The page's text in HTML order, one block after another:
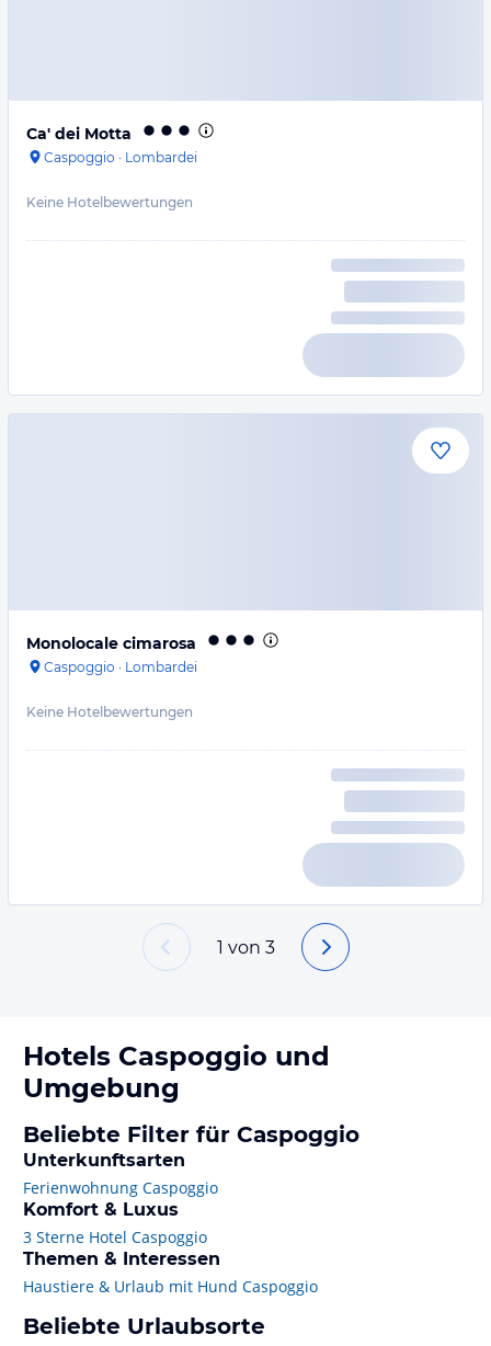
Ca' dei Motta
Caspoggio · Lombardei
Keine Hotelbewertungen
Monolocale cimarosa
Caspoggio · Lombardei
Keine Hotelbewertungen
1 von 3
Hotels Caspoggio und
Umgebung
Beliebte Filter für Caspoggio
Unterkunftsarten
Ferienwohnung Caspoggio
Komfort & Luxus
3 Sterne Hotel Caspoggio
Themen & Interessen
Haustiere & Urlaub mit Hund Caspoggio
Beliebte Urlaubsorte